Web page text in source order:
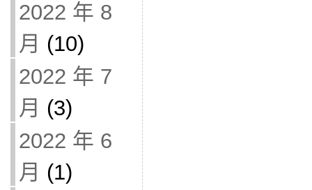
2022 年 8
月 (10)
2022 年 7
月 (3)
2022 年 6
月 (1)